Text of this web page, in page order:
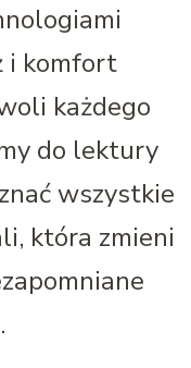
i komfort
każdego
do lektury
wszystkie
która zmieni